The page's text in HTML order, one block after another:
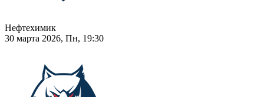
Нефтехимик
30 марта 2026, Пн, 19:30